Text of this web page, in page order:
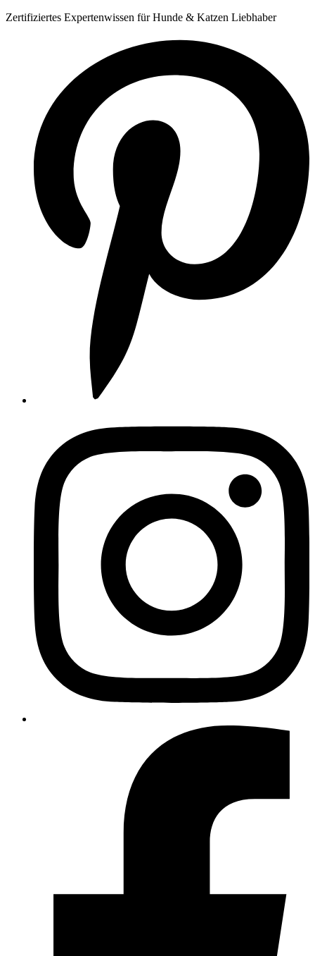
Zum
Zertifiziertes Expertenwissen für Hunde & Katzen Liebhaber